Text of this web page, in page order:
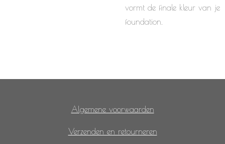
vormt de finale kleur van je
foundation.
Algemene voorwaarden
Verzenden en retourneren